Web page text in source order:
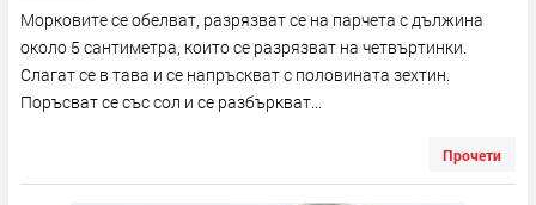
Морковите се обелват, разрязват се на парчета с дължина
около 5 сантиметра, които се разрязват на четвъртинки.
Слагат се в тава и се напръскват с половината зехтин.
Поръсват се със сол и се разбъркват...
Прочети